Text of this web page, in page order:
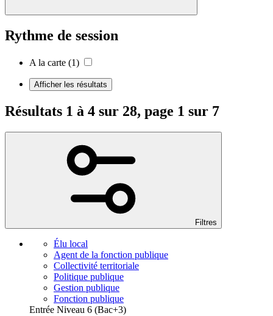
Rythme de session
A la carte (1)
Afficher les résultats
Résultats 1 à 4 sur 28, page 1 sur 7
Filtres
Élu local
Agent de la fonction publique
Collectivité territoriale
Politique publique
Gestion publique
Fonction publique
Entrée Niveau 6 (Bac+3)